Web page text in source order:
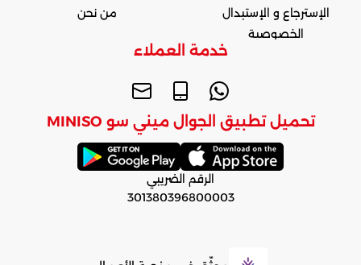
الإسترجاع و الإستبدال
الخصوصية
من نحن
خدمة العملاء
تحميل تطبيق الجوال ميني سو MINISO
الرقم الضريبي
301380396800003